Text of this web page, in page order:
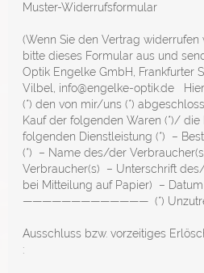
Muster-Widerrufsformular
(Wenn Sie den Vertrag
bitte dieses Formular aus und
Optik Engelke GmbH, Frankfurter
Vilbel, info@engelke-optik.de
(*) den von mir/uns (*)
Kauf der folgenden Waren (*)/
folgenden Dienstleistung (*) –
(*) – Name des/der
Verbraucher(s) – Unterschrift
bei Mitteilung auf Papier) – Datum
————————————— (*)
Ausschluss bzw. vorzeitiges
: